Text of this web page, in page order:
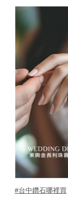
#台中鑽石哪裡買